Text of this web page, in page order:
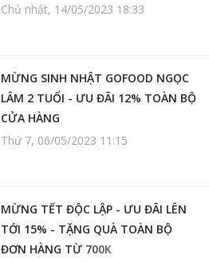
Chủ nhật, 14/05/2023 18:33
MỪNG SINH NHẬT GOFOOD NGỌC
LÂM 2 TUỔI - ƯU ĐÃI 12% TOÀN BỘ
CỬA HÀNG
Thứ 7, 06/05/2023 11:15
MỪNG TẾT ĐỘC LẬP - ƯU ĐÃI LÊN
TỚI 15% - TẶNG QUÀ TOÀN BỘ
ĐƠN HÀNG TỪ 700K